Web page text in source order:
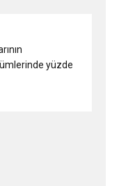
İçin Anlamlı Tören”
yüzde